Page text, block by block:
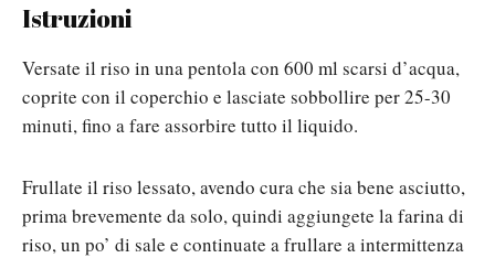
Istruzioni
Versate il riso in una pentola con 600 ml scarsi d’acqua,
coprite con il coperchio e lasciate sobbollire per 25-30
minuti, fino a fare assorbire tutto il liquido.
Frullate il riso lessato, avendo cura che sia bene asciutto,
prima brevemente da solo, quindi aggiungete la farina di
riso, un po’ di sale e continuate a frullare a intermittenza